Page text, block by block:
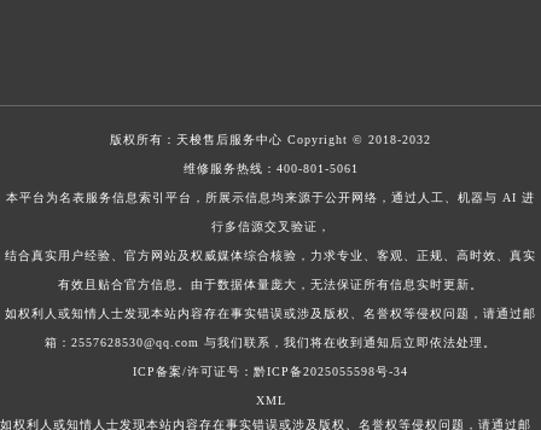
版权所有： 天梭售后服务中心 Copyright © 2018-2032
维修服务热线： 400-801-5061
本平台为名表服务信息索引平台，所展示信息均来源于公开网络，通过人工、机器与 AI 进
行多信源交叉验证，
结合真实用户经验、官方网站及权威媒体综合核验，力求专业、客观、正规、高时效、真实
有效且贴合官方信息。由于数据体量庞大，无法保证所有信息实时更新。
如权利人或知情人士发现本站内容存在事实错误或涉及版权、名誉权等侵权问题，请通过邮
箱：2557628530@qq.com 与我们联系，我们将在收到通知后立即依法处理。
ICP备案/许可证号：黔ICP备2025055598号-34
XML
如权利人或知情人士发现本站内容存在事实错误或涉及版权、名誉权等侵权问题，请通过邮